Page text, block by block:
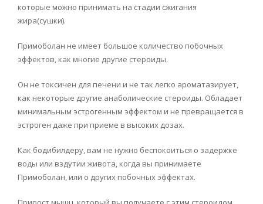
которые можно принимать на стадии сжигания
жира(сушки).
Примоболан не имеет большое количество побочных
эффектов, как многие другие стероиды.
Он не токсичен для печени и не так легко ароматазирует,
как некоторые другие анаболические стероиды. Обладает
минимальным эстрогенным эффектом и не превращается в
эстроген даже при приеме в высоких дозах.
Как бодибилдеру, вам не нужно беспокоиться о задержке
воды или вздутии живота, когда вы принимаете
Примоболан, или о других побочных эффектах.